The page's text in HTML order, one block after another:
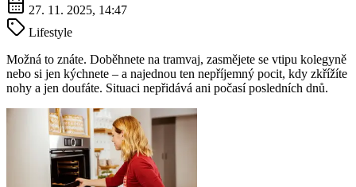
27. 11. 2025, 14:47
Lifestyle
Možná to znáte. Doběhnete na tramvaj, zasmějete se vtipu kolegyně
nebo si jen kýchnete – a najednou ten nepříjemný pocit, kdy zkřížíte
nohy a jen doufáte. Situaci nepřidává ani počasí posledních dnů.